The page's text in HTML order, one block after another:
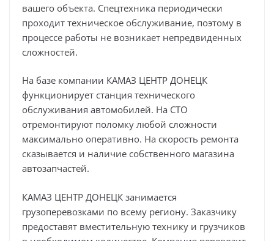
вашего объекта. Спецтехника периодически
проходит техническое обслуживание, поэтому в
процессе работы не возникает непредвиденных
сложностей.
На базе компании КАМАЗ ЦЕНТР ДОНЕЦК
функционирует станция технического
обслуживания автомобилей. На СТО
отремонтируют поломку любой сложности
максимально оперативно. На скорость ремонта
сказывается и наличие собственного магазина
автозапчастей.
КАМАЗ ЦЕНТР ДОНЕЦК занимается
грузоперевозками по всему региону. Заказчику
предоставят вместительную технику и грузчиков